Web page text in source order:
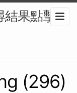
果點擊
(296)